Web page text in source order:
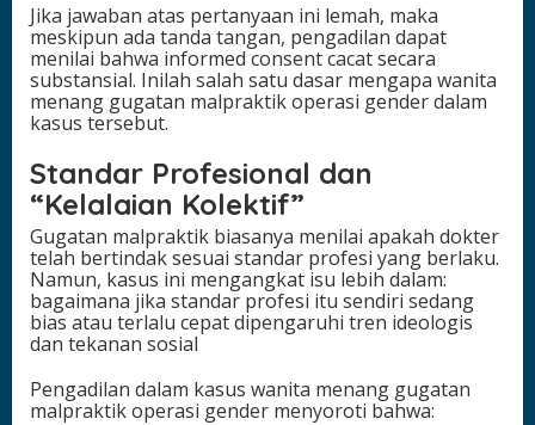
Jika jawaban atas pertanyaan ini lemah, maka
meskipun ada tanda tangan, pengadilan dapat
menilai bahwa informed consent cacat secara
substansial. Inilah salah satu dasar mengapa wanita
menang gugatan malpraktik operasi gender dalam
kasus tersebut.
Standar Profesional dan
“Kelalaian Kolektif”
Gugatan malpraktik biasanya menilai apakah dokter
telah bertindak sesuai standar profesi yang berlaku.
Namun, kasus ini mengangkat isu lebih dalam:
bagaimana jika standar profesi itu sendiri sedang
bias atau terlalu cepat dipengaruhi tren ideologis
dan tekanan sosial
Pengadilan dalam kasus wanita menang gugatan
malpraktik operasi gender menyoroti bahwa: